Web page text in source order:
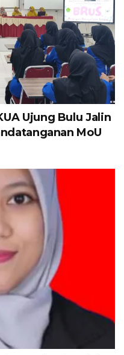
Ujung Bulu Jalin
MoU